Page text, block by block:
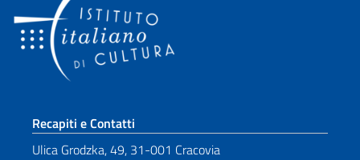
Sezione footer
Recapiti e Contatti
Ulica Grodzka, 49, 31-001 Cracovia